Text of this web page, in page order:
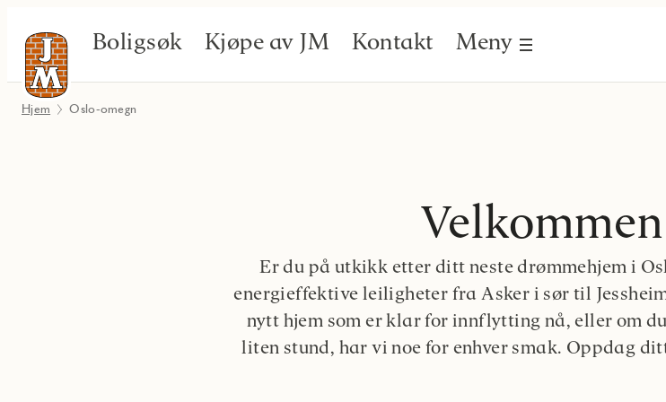
Boligsøk Kjøpe av JM Kontakt Meny
Hjem Oslo-omegn
Er du på utkikk etter ditt neste drømmehjem i
energieffektive leiligheter fra Asker i sør til
nytt hjem som er klar for innflytting nå, eller om
liten stund, har vi noe for enhver smak. Oppdag